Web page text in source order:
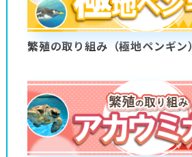
繁殖の取り組み（極地ペンギン）